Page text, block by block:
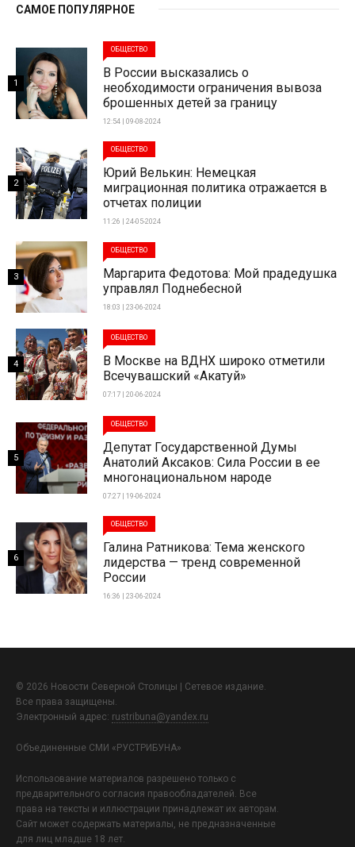
САМОЕ ПОПУЛЯРНОЕ
ОБЩЕСТВО
В России высказались о
необходимости ограничения вывоза
брошенных детей за границу
12:54 | 09-08-2024
1
ОБЩЕСТВО
Юрий Велькин: Немецкая
миграционная политика отражается в
отчетах полиции
11:26 | 24-05-2024
2
ОБЩЕСТВО
Маргарита Федотова: Мой прадедушка
управлял Поднебесной
18:03 | 23-06-2024
3
ОБЩЕСТВО
В Москве на ВДНХ широко отметили
Всечувашский «Акатуй»
07:17 | 20-06-2024
4
ОБЩЕСТВО
Депутат Государственной Думы
Анатолий Аксаков: Сила России в ее
многонациональном народе
07:27 | 19-06-2024
5
ОБЩЕСТВО
Галина Ратникова: Тема женского
лидерства — тренд современной
России
16:36 | 23-06-2024
6
© 2026 Новости Северной Столицы | Сетевое издание.
Все права защищены.
Электронный адрес: rustribuna@yandex.ru
Объединенные СМИ «РУСТРИБУНА»
Использование материалов разрешено только с
предварительного согласия правообладателей. Все
права на тексты и иллюстрации принадлежат их авторам.
Сайт может содержать материалы, не предназначенные
для лиц младше 18 лет.